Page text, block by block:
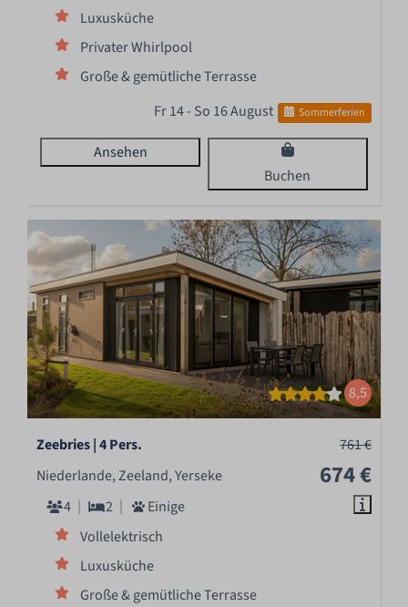
Luxusküche
Privater Whirlpool
Große & gemütliche Terrasse
Fr 14 - So 16 August
Sommerferien
Ansehen
Buchen
8,5
761 €
674 €
Zeebries | 4 Pers.
Niederlande, Zeeland, Yerseke
4
2
Einige
Vollelektrisch
Luxusküche
Große & gemütliche Terrasse